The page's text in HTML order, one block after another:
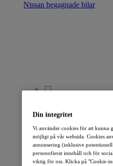
Nissan begagnade bilar
Din integritet
Vi använder cookies för att kunna
möjligt på vår websida. Cookies
annonsering (inklusive
personofierat innehåll och för
viktig för oss. Klicka på "Cookie-